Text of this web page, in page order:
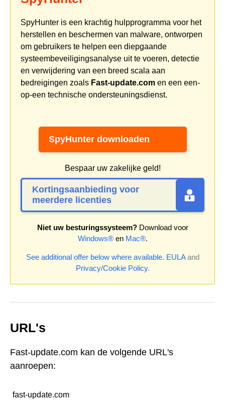
SpyHunter is een krachtig hulpprogramma voor het
herstellen en beschermen van malware, ontworpen
om gebruikers te helpen een diepgaande
systeembeveiligingsanalyse uit te voeren, detectie
en verwijdering van een breed scala aan
bedreigingen zoals Fast-update.com en een een-
op-een technische ondersteuningsdienst.
SpyHunter downloaden
Bespaar uw zakelijke geld!
Kortingsaanbieding voor
meerdere licenties
Niet uw besturingssysteem?Download voor
Windows®en Mac®.
See additional offer below where available. EULAand
Privacy/Cookie Policy.
URL's
Fast-update.com kan de volgende URL's
aanroepen:
fast-update.com